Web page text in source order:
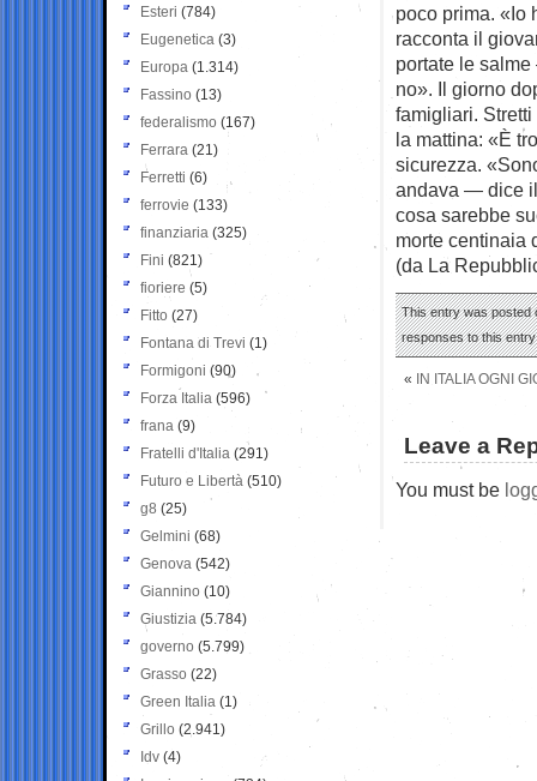
poco prima. «Io
racconta il
portate le
no». Il giorno
famigliari. Stretti
la mattina: «È
sicurezza.
andava — dice
cosa sarebbe
morte centinaia
(da La
This entry was posted
responses to this
« IN ITALIA OGNI
Leave a
You must be
Esteri (784)
Eugenetica (3)
Europa (1.314)
Fassino (13)
federalismo (167)
Ferrara (21)
Ferretti (6)
ferrovie (133)
finanziaria (325)
Fini (821)
fioriere (5)
Fitto (27)
Fontana di Trevi (1)
Formigoni (90)
Forza Italia (596)
frana (9)
Fratelli d'Italia (291)
Futuro e Libertà (510)
g8 (25)
Gelmini (68)
Genova (542)
Giannino (10)
Giustizia (5.784)
governo (5.799)
Grasso (22)
Green Italia (1)
Grillo (2.941)
Idv (4)